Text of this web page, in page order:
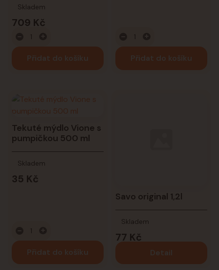
709 Kč
Skladem
Přidat do košíku Přidat do košíku
Tekuté mýdlo Vione s
pumpičkou 500 ml
35 Kč
Skladem
Přidat do košíku
Savo original 1,2l
77 Kč
Skladem
Detail